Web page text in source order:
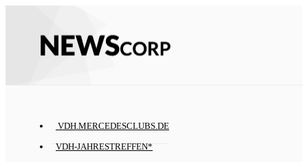
VDH.MERCEDESCLUBS.DE
VDH-JAHRESTREFFEN*